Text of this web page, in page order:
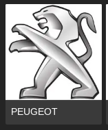
PEUGEOT